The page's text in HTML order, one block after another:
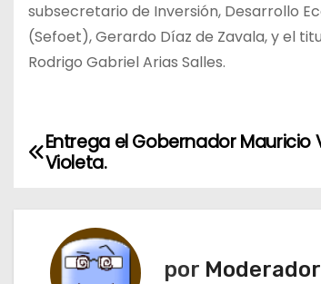
subsecretario de Inversión, Desarrollo
(Sefoet), Gerardo Díaz de Zavala, y el
Rodrigo Gabriel Arias Salles.
NEntrega el Gobernador Mauricio
Violeta.
por Moderador